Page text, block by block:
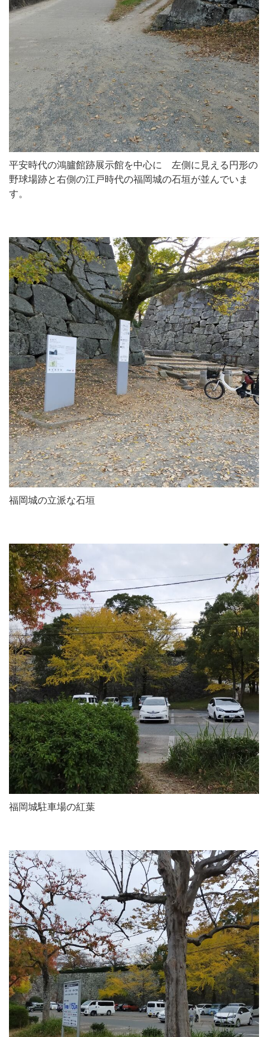
平安時代の鴻臚館跡展示館を中心に 左側に見える円形の
野球場跡と右側の江戸時代の福岡城の石垣が並んでいま
す。
福岡城の立派な石垣
福岡城駐車場の紅葉